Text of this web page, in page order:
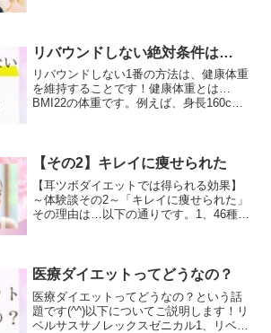
ト・余計な添加物が少...
リバウンドしない絶対条件は…
リバウンドしない1番の方法は、健康体重
を維持することです！健康体重とは…
BMI22の体重です。例えば、身長160cm
ランス...
【その2】キレイに痩せられた
【耳ツボダイエットでは得られる効果】
～体験談その2～「キレイに痩せられた」
その理由は…以下の通りです。1、46種類
の大きな原因が栄...
医療ダイエットってどうなの？
医療ダイエットってどうなの？という話
題です(^^)以下についてご説明します！リ
ベルサスサノレックスゼニカル1、リベル